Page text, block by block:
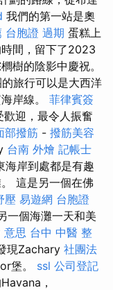
我們的第一站是奧
台胞證 過期 蛋糕上
間，留下了2023
樹的陰影中慶祝。
旅行可以是大西洋
岸線。 菲律賓簽
迎，最令人振奮
部撥筋 - 撥筋美容
台南 外燴 記帳士
海岸到處都是有趣
這是另一個在佛
壓 易遊網 台胞證
一個海灘一天和美
意思 台中 中醫 整
現Zachary 社團法
堡。 ssl 公司登記
，